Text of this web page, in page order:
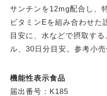
サンチンを12mg配合し、
ビタミンEを組み合わせた
目安に、水などで摂取す
ル、30日分目安。参考小売
機能性表示食品
届出番号：K185